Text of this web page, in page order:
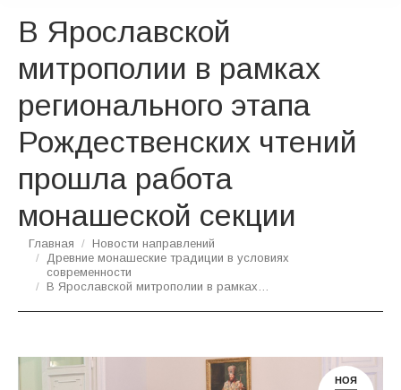
В Ярославской
митрополии в рамках
регионального этапа
Рождественских чтений
прошла работа
монашеской секции
Вы здесь:
Главная
Новости направлений
Древние монашеские традиции в условиях
современности
В Ярославской митрополии в рамках…
НОЯ